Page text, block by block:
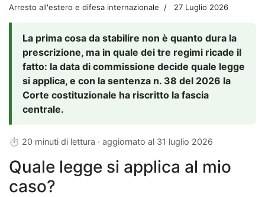
Arresto all'estero e difesa internazionale 27 Luglio 2026
La prima cosa da stabilire non è quanto dura la
prescrizione, ma in quale dei tre regimi ricade il
fatto: la data di commissione decide quale legge
si applica, e con la sentenza n. 38 del 2026 la
Corte costituzionale ha riscritto la fascia
centrale.
⏱ 20 minuti di lettura · aggiornato al 31 luglio 2026
Quale legge si applica al mio
caso?